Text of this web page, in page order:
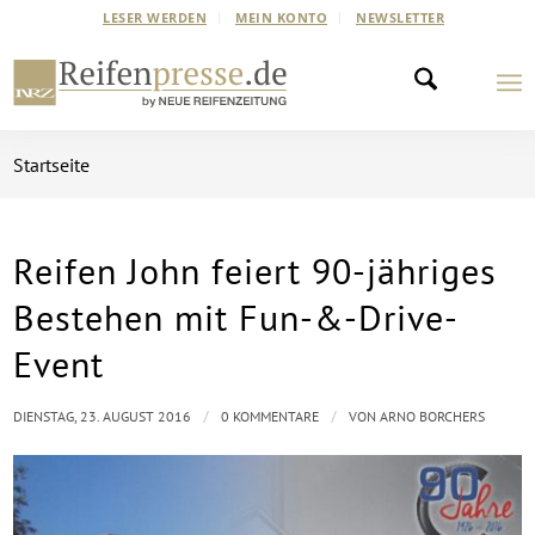
LESER WERDEN MEIN KONTO NEWSLETTER
Startseite
Reifen John feiert 90-jähriges
Bestehen mit Fun-&-Drive-
Event
DIENSTAG, 23. AUGUST 2016 / 0 KOMMENTARE / VONARNO BORCHERS